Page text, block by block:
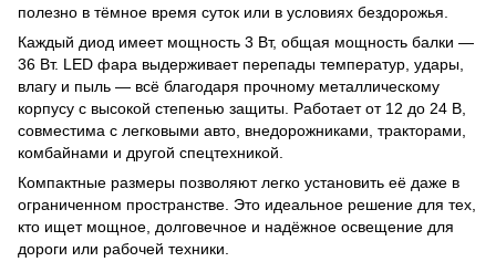
полезно в тёмное время суток или в условиях бездорожья.
Каждый диод имеет мощность 3 Вт, общая мощность балки —
36 Вт. LED фара выдерживает перепады температур, удары,
влагу и пыль — всё благодаря прочному металлическому
корпусу с высокой степенью защиты. Работает от 12 до 24 В,
совместима с легковыми авто, внедорожниками, тракторами,
комбайнами и другой спецтехникой.
Компактные размеры позволяют легко установить её даже в
ограниченном пространстве. Это идеальное решение для тех,
кто ищет мощное, долговечное и надёжное освещение для
дороги или рабочей техники.